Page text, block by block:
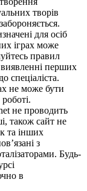
творів
для осіб
іграх може
правил
перших
спеціаліста.
не може бути
не проводить
також сайт не
та інших
з
Будь-
в